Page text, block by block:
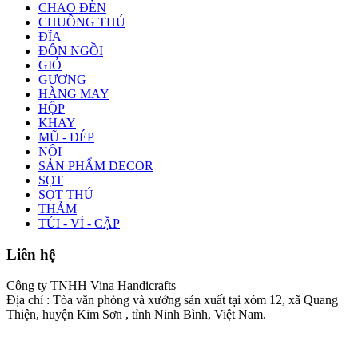
CHAO ĐÈN
CHUỒNG THÚ
ĐĨA
ĐÔN NGỒI
GIỎ
GƯƠNG
HÀNG MAY
HỘP
KHAY
MŨ - DÉP
NÔI
SẢN PHẨM DECOR
SỌT
SỌT THÚ
THẢM
TÚI - VÍ - CẶP
Liên hệ
Công ty TNHH Vina Handicrafts
Địa chỉ : Tòa văn phòng và xưởng sản xuất tại xóm 12, xã Quang
Thiện, huyện Kim Sơn , tỉnh Ninh Bình, Việt Nam.